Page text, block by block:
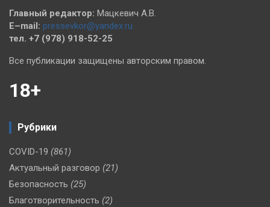
Главный редактор: Мацкевич А.В.
E–mail: pressevkor@yandex.ru
тел. +7 (978) 918-52-25
Все публикации защищены авторским правом.
18+
Рубрики
COVID-19 (861)
Актуальный разговор (21)
Безопасность (25)
Благотворительность (2)